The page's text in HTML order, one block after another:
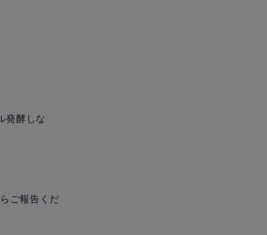
発酵しな
ご報告くだ